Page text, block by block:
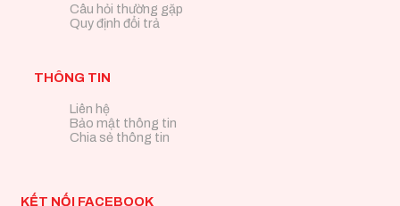
Câu hỏi thường gặp
Quy định đổi trả
THÔNG TIN
Liên hệ
Bảo mật thông tin
Chia sẻ thông tin
KẾT NỐI FACEBOOK